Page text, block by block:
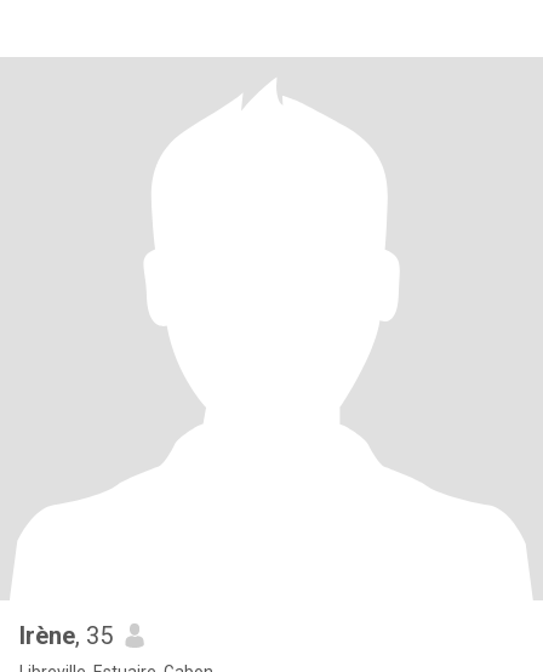
Irène, 35